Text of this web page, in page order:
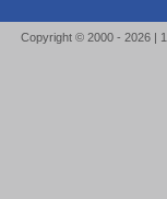
Copyright © 2000 - 2026 |